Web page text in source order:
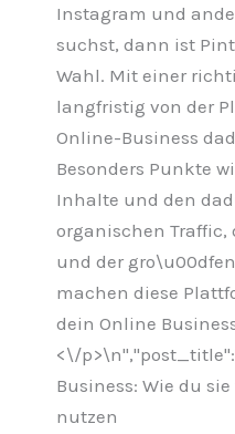
Instagram und
suchst, dann ist
Wahl. Mit einer
langfristig von der
Online-Business
Besonders Punkte
Inhalte und den
organischen Traffic,
und der
machen diese
dein Online
<\/p>\n
Business: Wie du
nutzen